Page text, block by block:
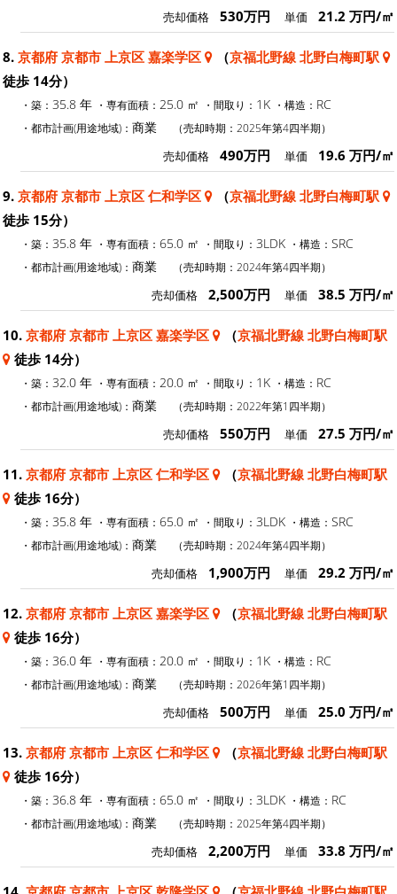
売却価格 530万円 単価 21.2 万円/㎡
8. 京都府 京都市 上京区 嘉楽学区 （京福北野線 北野白梅町駅
徒歩 14分）
・築： 35.8 年 ・専有面積： 25.0 ㎡ ・間取り： 1K ・構造： RC
・都市計画(用途地域)： 商業 （売却時期：2025年第4四半期）
売却価格 490万円 単価 19.6 万円/㎡
9. 京都府 京都市 上京区 仁和学区 （京福北野線 北野白梅町駅
徒歩 15分）
・築： 35.8 年 ・専有面積： 65.0 ㎡ ・間取り： 3LDK ・構造： SRC
・都市計画(用途地域)： 商業 （売却時期：2024年第4四半期）
売却価格 2,500万円 単価 38.5 万円/㎡
10. 京都府 京都市 上京区 嘉楽学区 （京福北野線 北野白梅町駅
徒歩 14分）
・築： 32.0 年 ・専有面積： 20.0 ㎡ ・間取り： 1K ・構造： RC
・都市計画(用途地域)： 商業 （売却時期：2022年第1四半期）
売却価格 550万円 単価 27.5 万円/㎡
11. 京都府 京都市 上京区 仁和学区 （京福北野線 北野白梅町駅
徒歩 16分）
・築： 35.8 年 ・専有面積： 65.0 ㎡ ・間取り： 3LDK ・構造： SRC
・都市計画(用途地域)： 商業 （売却時期：2024年第4四半期）
売却価格 1,900万円 単価 29.2 万円/㎡
12. 京都府 京都市 上京区 嘉楽学区 （京福北野線 北野白梅町駅
徒歩 16分）
・築： 36.0 年 ・専有面積： 20.0 ㎡ ・間取り： 1K ・構造： RC
・都市計画(用途地域)： 商業 （売却時期：2026年第1四半期）
売却価格 500万円 単価 25.0 万円/㎡
13. 京都府 京都市 上京区 仁和学区 （京福北野線 北野白梅町駅
徒歩 16分）
・築： 36.8 年 ・専有面積： 65.0 ㎡ ・間取り： 3LDK ・構造： RC
・都市計画(用途地域)： 商業 （売却時期：2025年第4四半期）
売却価格 2,200万円 単価 33.8 万円/㎡